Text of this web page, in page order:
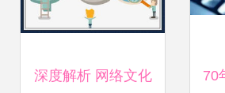
深度解析 网络文化 70